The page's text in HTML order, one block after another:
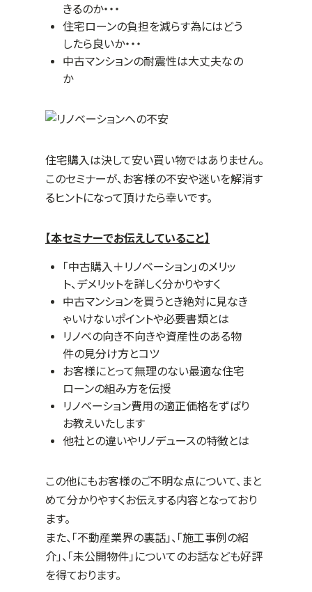
きるのか・・・
住宅ローンの負担を減らす為にはどう
したら良いか・・・
中古マンションの耐震性は大丈夫なの
か
住宅購入は決して安い買い物ではありません。
このセミナーが、お客様の不安や迷いを解消す
るヒントになって頂けたら幸いです。
【本セミナーでお伝えしていること】
「中古購入＋リノベーション」のメリッ
ト、デメリットを詳しく分かりやすく
中古マンションを買うとき絶対に見なき
ゃいけないポイントや必要書類とは
リノベの向き不向きや資産性のある物
件の見分け方とコツ
お客様にとって無理のない最適な住宅
ローンの組み方を伝授
リノベーション費用の適正価格をずばり
お教えいたします
他社との違いやリノデュースの特徴とは
この他にもお客様のご不明な点について、まと
めて分かりやすくお伝えする内容となっており
ます。
また、「不動産業界の裏話」、「施工事例の紹
介」、「未公開物件」についてのお話なども好評
を得ております。